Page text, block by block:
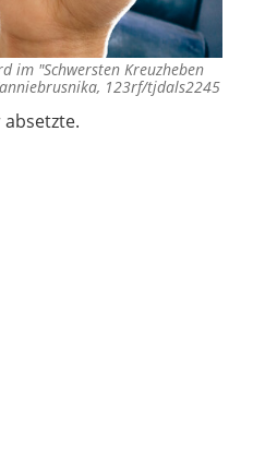
im "Schwersten Kreuzheben
123rf/tjdals2245